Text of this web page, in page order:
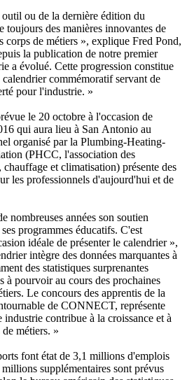
ou de la dernière édition du
des manières innovantes de
corps de métiers », explique Fred Pond,
la publication de notre premier
a évolué. Cette progression constitue
commémoratif servant de
pour l'industrie. »
le 20 octobre à l'occasion de
qui aura lieu à San Antonio au
organisé par la Plumbing-Heating-
(PHCC, l'association des
et climatisation) présente des
les professionnels d'aujourd'hui et de
nombreuses années son soutien
programmes éducatifs. C'est
idéale de présenter le calendrier »,
intègre des données marquantes à
des statistiques surprenantes
à pourvoir au cours des prochaines
Le concours des apprentis de la
de CONNECT, représente
industrie contribue à la croissance et à
métiers. »
font état de 3,1 millions d'emplois
supplémentaires sont prévus